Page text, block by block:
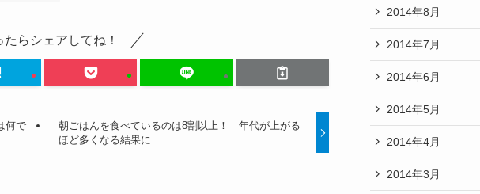
たらシェアしてね！
何で
朝ごはんを食べているのは8割以上！ 年代が上がる
ほど多くなる結果に
2014年8月
2014年7月
2014年6月
2014年5月
2014年4月
2014年3月